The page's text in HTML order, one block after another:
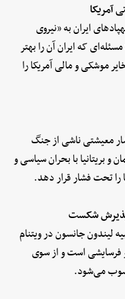
ایران به «نیروی
که ایران آن را بهتر
موشکی و مالی آمریکا را
معیشتی ناشی از جنگ
و بریتانیا با بحران سیاسی و
را تحت فشار قرار دهد.
لیندون جانسون در ویتنام
فرسایشی است و از سوی
می‌شود.